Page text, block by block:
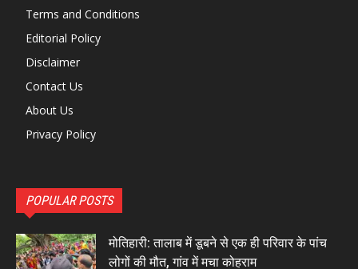
Terms and Conditions
Editorial Policy
Disclaimer
Contact Us
About Us
Privacy Policy
POPULAR POSTS
मोतिहारी: तालाब में डूबने से एक ही परिवार के पांच
लोगों की मौत, गांव में मचा कोहराम